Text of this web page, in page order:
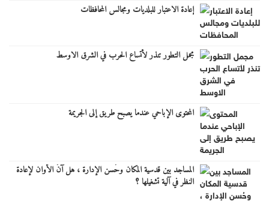
إعادة الاعتبار للبلديات ومجالس المحافظات
مجمل التطور تنذر لأتساع الحرب في الشرق الاوسط
المحتوى الإباحي عندما يصبح طريق إلى الجريمة
المساجد بين قدسية المكان وحُسن الإدارة ، هل آنَ الأوان لإعادة
النظر في آلية تشغيلها ؟